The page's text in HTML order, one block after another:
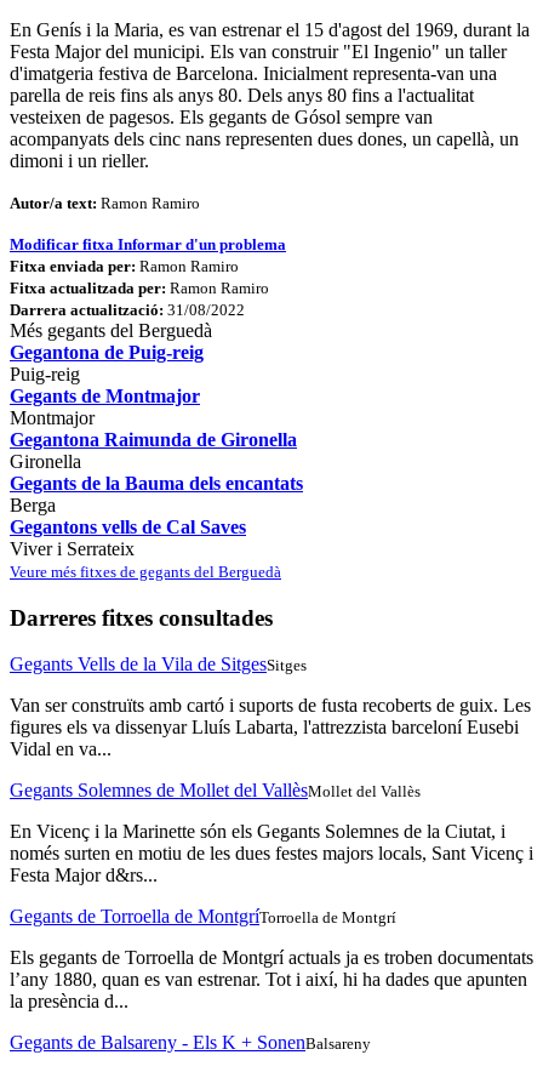
En Genís i la Maria, es van estrenar el 15 d'agost del 1969, durant la
Festa Major del municipi. Els van construir "El Ingenio" un taller
d'imatgeria festiva de Barcelona. Inicialment representa-van una
parella de reis fins als anys 80. Dels anys 80 fins a l'actualitat
vesteixen de pagesos. Els gegants de Gósol sempre van
acompanyats dels cinc nans representen dues dones, un capellà, un
dimoni i un rieller.
Autor/a text: Ramon Ramiro
Modificar fitxa Informar d'un problema
Fitxa enviada per: Ramon Ramiro
Fitxa actualitzada per: Ramon Ramiro
Darrera actualització: 31/08/2022
Més gegants del Berguedà
Gegantona de Puig-reig
Puig-reig
Gegants de Montmajor
Montmajor
Gegantona Raimunda de Gironella
Gironella
Gegants de la Bauma dels encantats
Berga
Gegantons vells de Cal Saves
Viver i Serrateix
Veure més fitxes de gegants del Berguedà
Darreres fitxes consultades
Gegants Vells de la Vila de SitgesSitges
Van ser construïts amb cartó i suports de fusta recoberts de guix. Les
figures els va dissenyar Lluís Labarta, l'attrezzista barceloní Eusebi
Vidal en va...
Gegants Solemnes de Mollet del VallèsMollet del Vallès
En Vicenç i la Marinette són els Gegants Solemnes de la Ciutat, i
només surten en motiu de les dues festes majors locals, Sant Vicenç i
Festa Major d&rs...
Gegants de Torroella de MontgríTorroella de Montgrí
Els gegants de Torroella de Montgrí actuals ja es troben documentats
l’any 1880, quan es van estrenar. Tot i així, hi ha dades que apunten
la presència d...
Gegants de Balsareny - Els K + SonenBalsareny